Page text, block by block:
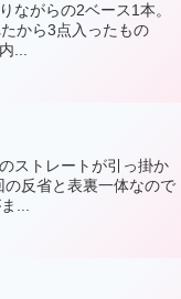
ながらの2ベース1本。
から3点入ったもの
...
ストレートが引っ掛か
反省と表裏一体なので
...